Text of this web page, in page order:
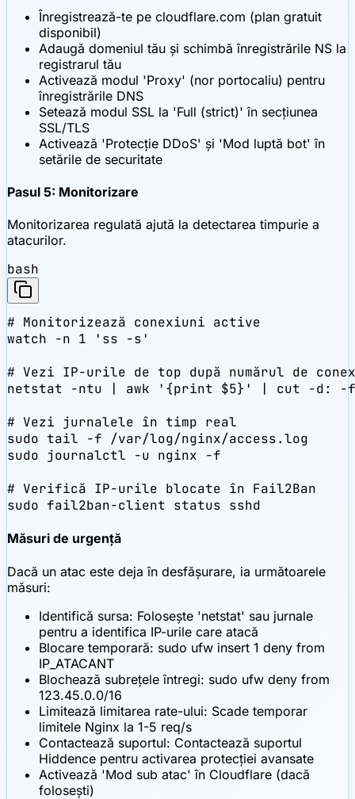
Înregistrează-te pe cloudflare.com (plan gratuit
disponibil)
Adaugă domeniul tău și schimbă înregistrările NS la
registrarul tău
Activează modul 'Proxy' (nor portocaliu) pentru
înregistrările DNS
Setează modul SSL la 'Full (strict)' în secțiunea
SSL/TLS
Activează 'Protecție DDoS' și 'Mod luptă bot' în
setările de securitate
Pasul 5: Monitorizare
Monitorizarea regulată ajută la detectarea timpurie a
atacurilor.
bash
# Monitorizează conexiuni active
watch -n 1 'ss -s'
# Vezi IP-urile de top după numărul de
netstat -ntu | awk '{print $5}' | cut -d:
# Vezi jurnalele în timp real
sudo tail -f /var/log/nginx/access.log
sudo journalctl -u nginx -f
# Verifică IP-urile blocate în Fail2Ban
sudo fail2ban-client status sshd
Măsuri de urgență
Dacă un atac este deja în desfășurare, ia următoarele
măsuri:
Identifică sursa: Folosește 'netstat' sau jurnale
pentru a identifica IP-urile care atacă
Blocare temporară: sudo ufw insert 1 deny from
IP_ATACANT
Blochează subrețele întregi: sudo ufw deny from
123.45.0.0/16
Limitează limitarea rate-ului: Scade temporar
limitele Nginx la 1-5 req/s
Contactează suportul: Contactează suportul
Hiddence pentru activarea protecției avansate
Activează 'Mod sub atac' în Cloudflare (dacă
folosești)